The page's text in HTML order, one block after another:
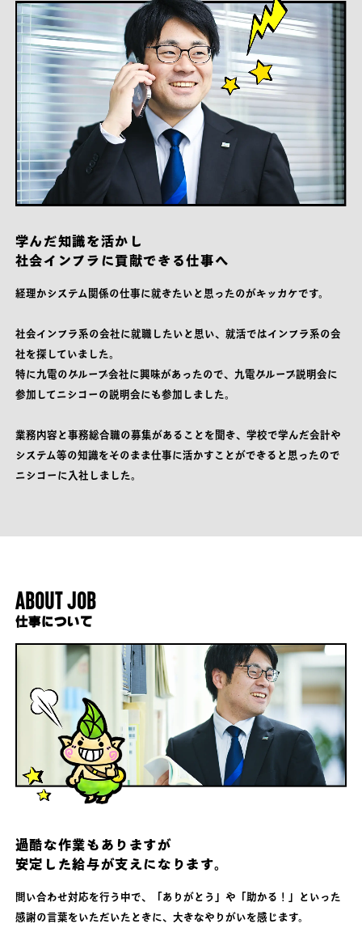
学んだ知識を活かし
社会インフラに貢献できる仕事へ
経理かシステム関係の仕事に就きたいと思ったのがキッカケです。
社会インフラ系の会社に就職したいと思い、就活ではインフラ系の会
社を探していました。
特に九電のグループ会社に興味があったので、九電グループ説明会に
参加してニシコーの説明会にも参加しました。
業務内容と事務総合職の募集があることを聞き、学校で学んだ会計や
システム等の知識をそのまま仕事に活かすことができると思ったので
ニシコーに入社しました。
ABOUT JOB
仕事について
過酷な作業もありますが
安定した給与が支えになります。
問い合わせ対応を行う中で、「ありがとう」や「助かる！」といった
感謝の言葉をいただいたときに、大きなやりがいを感じます。